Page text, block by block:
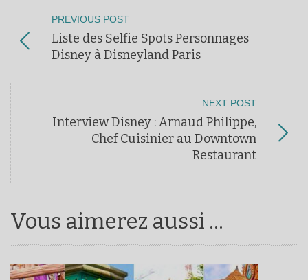
PREVIOUS POST
Liste des Selfie Spots Personnages
Disney à Disneyland Paris
NEXT POST
Interview Disney : Arnaud Philippe,
Chef Cuisinier au Downtown
Restaurant
Vous aimerez aussi ...